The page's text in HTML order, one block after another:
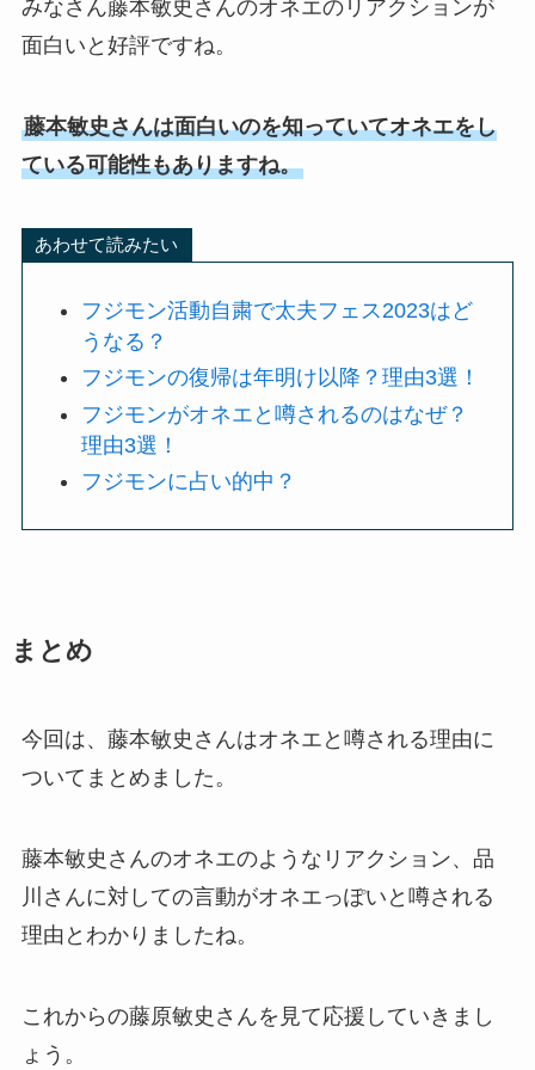
みなさん藤本敏史さんのオネエのリアクションが
面白いと好評ですね。
藤本敏史さんは面白いのを知っていてオネエをし
ている可能性もありますね。
あわせて読みたい
フジモン活動自粛で太夫フェス2023はど
うなる？
フジモンの復帰は年明け以降？理由3選！
フジモンがオネエと噂されるのはなぜ？
理由3選！
フジモンに占い的中？
まとめ
今回は、藤本敏史さんはオネエと噂される理由に
ついてまとめました。
藤本敏史さんのオネエのようなリアクション、品
川さんに対しての言動がオネエっぽいと噂される
理由とわかりましたね。
これからの藤原敏史さんを見て応援していきまし
ょう。